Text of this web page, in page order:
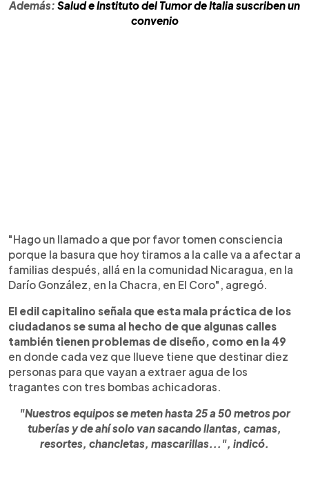
Además: Salud e Instituto del Tumor de Italia suscriben un
convenio
"Hago un llamado a que por favor tomen consciencia
porque la basura que hoy tiramos a la calle va a afectar a
familias después, allá en la comunidad Nicaragua, en la
Darío González, en la Chacra, en El Coro", agregó.
El edil capitalino señala que esta mala práctica de los
ciudadanos se suma al hecho de que algunas calles
también tienen problemas de diseño, como en la 49
en donde cada vez que llueve tiene que destinar diez
personas para que vayan a extraer agua de los
tragantes con tres bombas achicadoras.
"Nuestros equipos se meten hasta 25 a 50 metros por
tuberías y de ahí solo van sacando llantas, camas,
resortes, chancletas, mascarillas...", indicó.